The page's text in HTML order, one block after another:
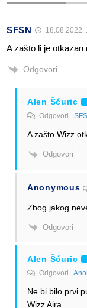
SFSN 18.08.2022.
A zašto li je otkazan
Odgovori
Alen Šćuric
Odgovori
A zašto Wizz
Odgovori
Anonymous
Zbog jakog
Odgovori
Alen Šćuric
Odgovori
Ne bi bilo prvi
Wizz Aira.